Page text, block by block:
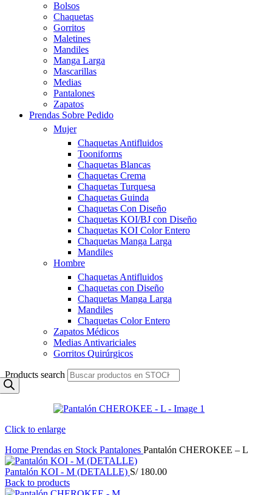
Bolsos
Chaquetas
Gorritos
Maletines
Mandiles
Manga Larga
Mascarillas
Medias
Pantalones
Zapatos
Prendas Sobre Pedido
Mujer
Chaquetas Antifluidos
Tooniforms
Chaquetas Blancas
Chaquetas Crema
Chaquetas Turquesa
Chaquetas Guinda
Chaquetas Con Diseño
Chaquetas KOI/BJ con Diseño
Chaquetas KOI Color Entero
Chaquetas Manga Larga
Mandiles
Hombre
Chaquetas Antifluidos
Chaquetas con Diseño
Chaquetas Manga Larga
Mandiles
Chaquetas Color Entero
Zapatos Médicos
Medias Antivariciales
Gorritos Quirúrgicos
Products search
Click to enlarge
Home Prendas en Stock Pantalones Pantalón CHEROKEE – L
Pantalón KOI - M (DETALLE) S/180.00
Back to products